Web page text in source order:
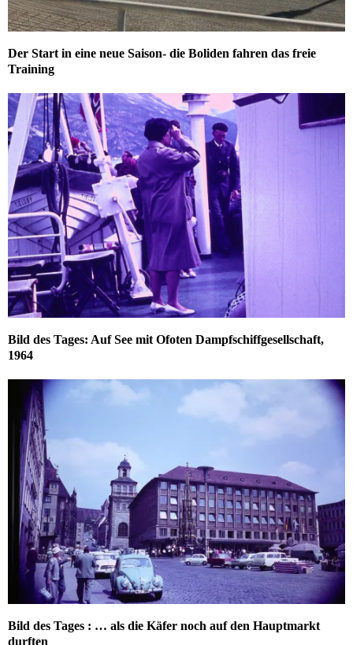
Der Start in eine neue Saison- die Boliden fahren das freie
Training
Bild des Tages: Auf See mit Ofoten Dampfschiffgesellschaft,
1964
Bild des Tages : … als die Käfer noch auf den Hauptmarkt
durften